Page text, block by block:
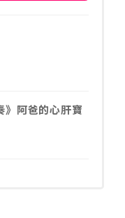
》阿爸的心肝寶